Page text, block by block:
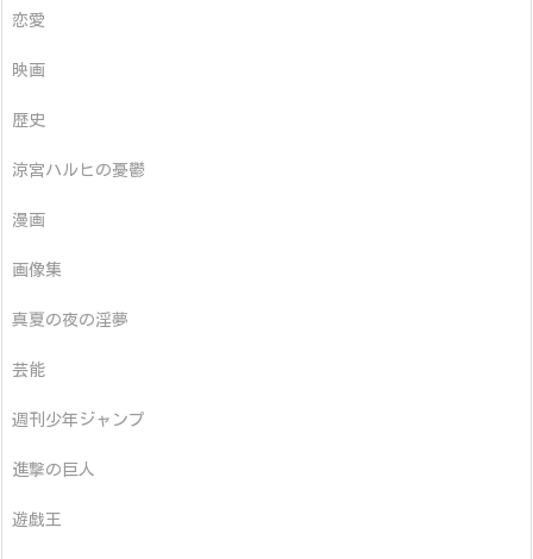
恋愛
映画
歴史
涼宮ハルヒの憂鬱
漫画
画像集
真夏の夜の淫夢
芸能
週刊少年ジャンプ
進撃の巨人
遊戯王